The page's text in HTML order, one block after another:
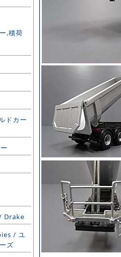
,積荷
ドカー
Drake
/ ユ
ズ